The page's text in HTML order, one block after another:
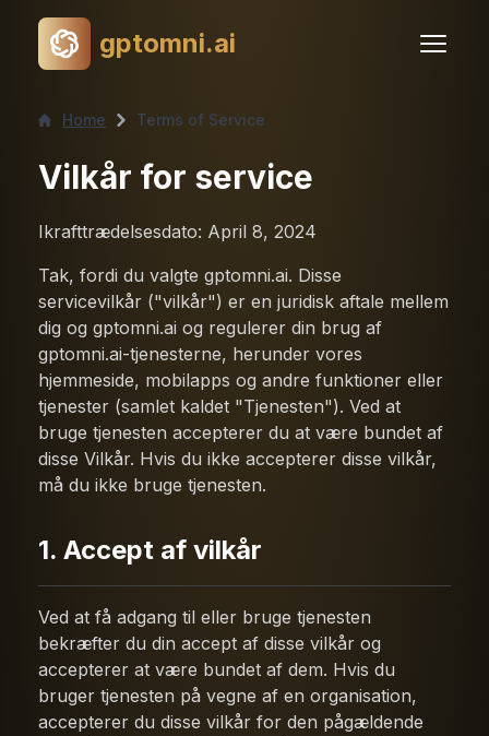
gptomni.ai
Home Terms of Service
Vilkår for service
Ikrafttrædelsesdato: April 8, 2024
Tak, fordi du valgte gptomni.ai. Disse
servicevilkår ("vilkår") er en juridisk aftale mellem
dig og gptomni.ai og regulerer din brug af
gptomni.ai-tjenesterne, herunder vores
hjemmeside, mobilapps og andre funktioner eller
tjenester (samlet kaldet "Tjenesten"). Ved at
bruge tjenesten accepterer du at være bundet af
disse Vilkår. Hvis du ikke accepterer disse vilkår,
må du ikke bruge tjenesten.
1. Accept af vilkår
Ved at få adgang til eller bruge tjenesten
bekræfter du din accept af disse vilkår og
accepterer at være bundet af dem. Hvis du
bruger tjenesten på vegne af en organisation,
accepterer du disse vilkår for den pågældende